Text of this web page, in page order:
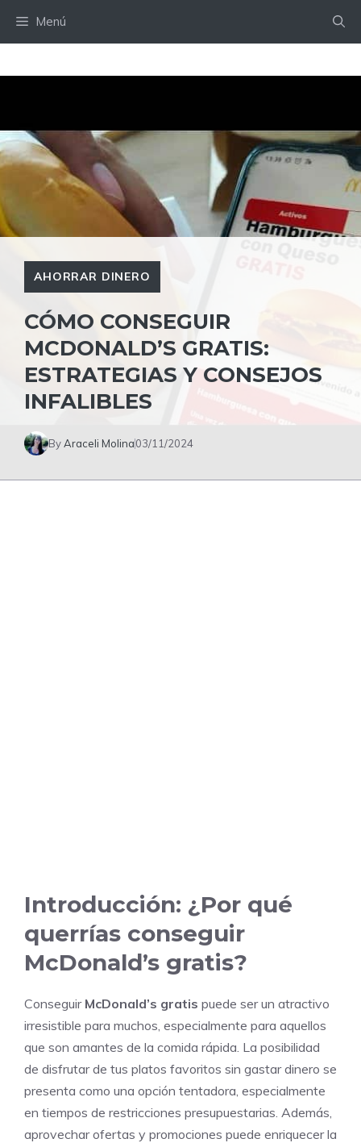
Menú
AHORRAR DINERO
CÓMO CONSEGUIR
MCDONALD’S GRATIS:
ESTRATEGIAS Y CONSEJOS
INFALIBLES
ByAraceli Molina03/11/2024
Introducción: ¿Por qué
querrías conseguir
McDonald’s gratis?
Conseguir McDonald’s gratis puede ser un atractivo
irresistible para muchos, especialmente para aquellos
que son amantes de la comida rápida. La posibilidad
de disfrutar de tus platos favoritos sin gastar dinero se
presenta como una opción tentadora, especialmente
en tiempos de restricciones presupuestarias. Además,
aprovechar ofertas y promociones puede enriquecer la